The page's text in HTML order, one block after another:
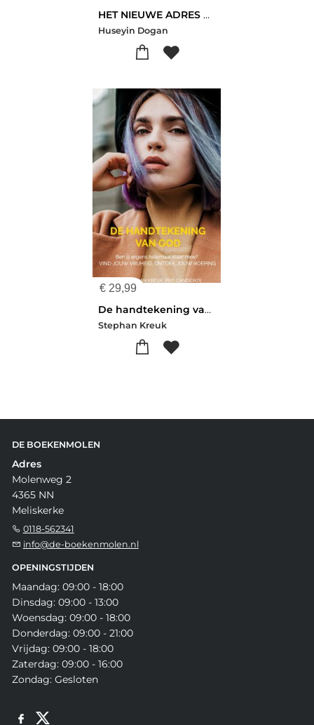
HET NIEUWE ADRES VAN GOD
Huseyin Dogan
€ 29,99
De handtekening van God
Stephan Kreuk
DE BOEKENMOLEN
Adres
Molenweg 2
4365 NN
Meliskerke
0118-562341
info@de-boekenmolen.nl
OPENINGSTIJDEN
Maandag: 09:00 - 18:00
Dinsdag: 09:00 - 13:00
Woensdag: 09:00 - 18:00
Donderdag: 09:00 - 21:00
Vrijdag: 09:00 - 18:00
Zaterdag: 09:00 - 16:00
Zondag: Gesloten